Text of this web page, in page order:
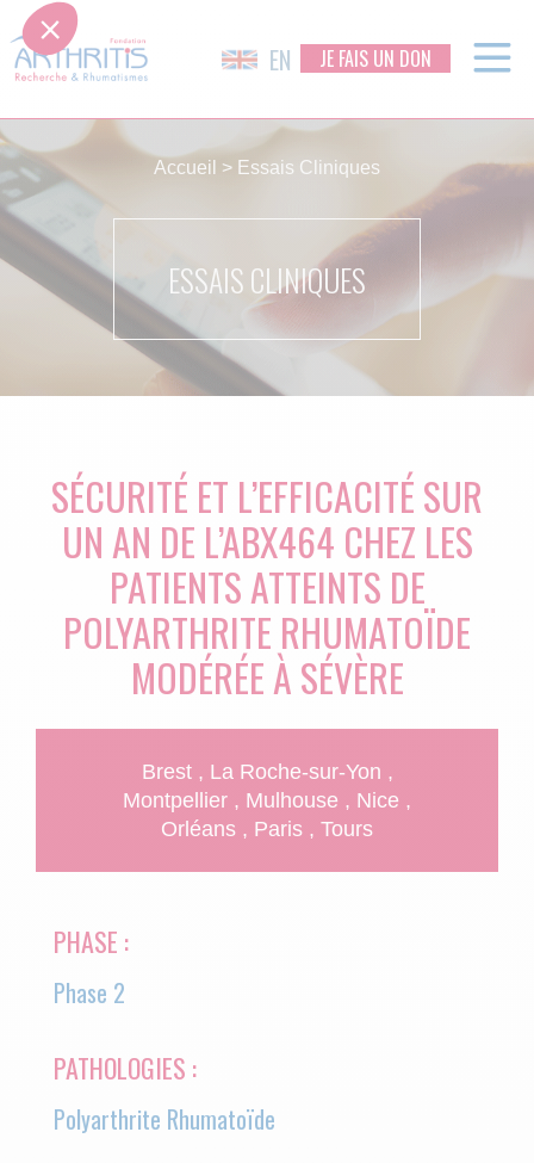
Skip
to
content
EN JE FAIS UN DON
Accueil > Essais Cliniques
ESSAIS CLINIQUES
SÉCURITÉ ET L’EFFICACITÉ SUR
UN AN DE L’ABX464 CHEZ LES
PATIENTS ATTEINTS DE
POLYARTHRITE RHUMATOÏDE
MODÉRÉE À SÉVÈRE
Brest
La Roche-sur-Yon
Montpellier
Mulhouse
Nice
Orléans
Paris Tours
PHASE :
Phase 2
PATHOLOGIES :
Polyarthrite Rhumatoïde